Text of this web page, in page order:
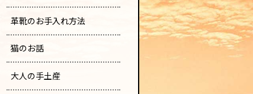
革靴のお手入れ方法
猫のお話
大人の手土産